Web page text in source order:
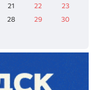
21 22
23
28 29
30